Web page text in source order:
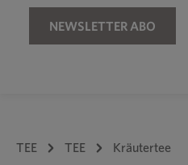
Hauptnavigation springen
NEWSLETTER ABO
TEE TEE Kräutertee